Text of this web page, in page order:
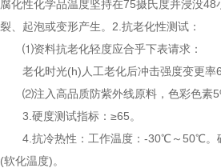
腐化性化学品温度坚持在75摄氏度并浸没
裂、起泡或变形产生。2.抗老化性测试：
⑴资料抗老化轻度应合乎下表请求：
老化时光(h)人工老化后冲击强度变更率
⑵注入高品质防紫外线原料，色彩色素
3.硬度测试指标：≥65。
4.抗冷热性：工作温度：-30℃～50℃
(软化温度)。